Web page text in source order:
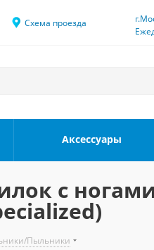
Схема проезда
Аксессуары
с
Пыльники